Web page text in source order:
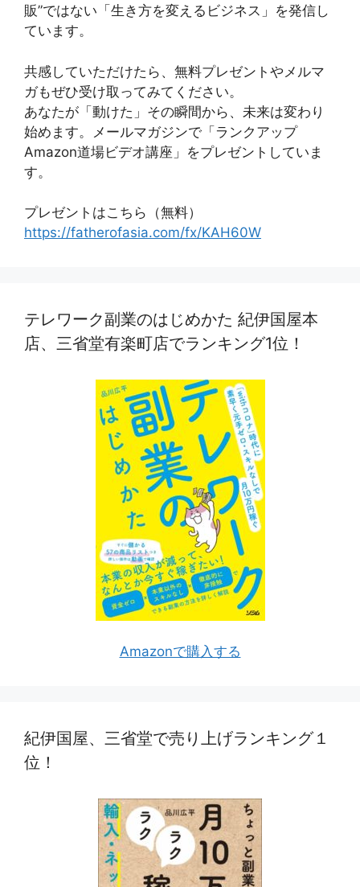
販”ではない「生き方を変えるビジネス」を発信し
ています。
共感していただけたら、無料プレゼントやメルマ
ガもぜひ受け取ってみてください。
あなたが「動けた」その瞬間から、未来は変わり
始めます。メールマガジンで「ランクアップ
Amazon道場ビデオ講座」をプレゼントしていま
す。
プレゼントはこちら（無料）
https://fatherofasia.com/fx/KAH60W
テレワーク副業のはじめかた 紀伊国屋本
店、三省堂有楽町店でランキング1位！
Amazonで購入する
紀伊国屋、三省堂で売り上げランキング１
位！